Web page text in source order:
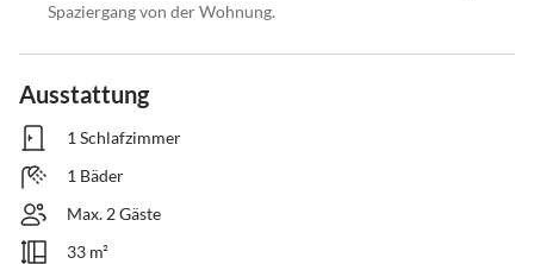
Spaziergang von der Wohnung.
Ausstattung
1 Schlafzimmer
1 Bäder
Max. 2 Gäste
33 m²